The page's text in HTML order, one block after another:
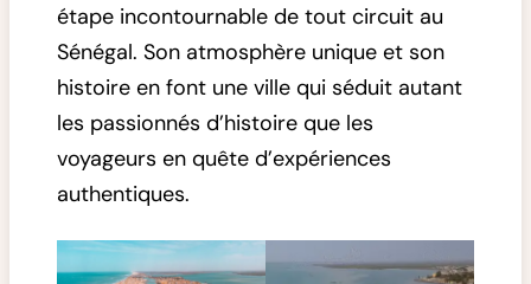
étape incontournable de tout circuit au
Sénégal. Son atmosphère unique et son
histoire en font une ville qui séduit autant
les passionnés d’histoire que les
voyageurs en quête d’expériences
authentiques.